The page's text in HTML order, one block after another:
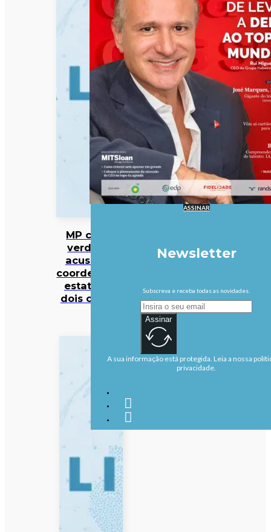
MP cabo-
verdiano
acusa ex-
coordenador
estatal de
dois crimes
ASSINAR
Newsletter
Subscreva e receba todas as novidades.
Assinar
A sua informação está protegida. Leia a nossa
privacidade.